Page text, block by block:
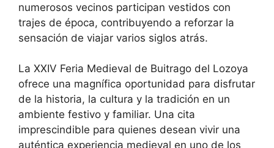
numerosos vecinos participan vestidos con
trajes de época, contribuyendo a reforzar la
sensación de viajar varios siglos atrás.
La XXIV Feria Medieval de Buitrago del Lozoya
ofrece una magnífica oportunidad para disfrutar
de la historia, la cultura y la tradición en un
ambiente festivo y familiar. Una cita
imprescindible para quienes desean vivir una
auténtica experiencia medieval en uno de los